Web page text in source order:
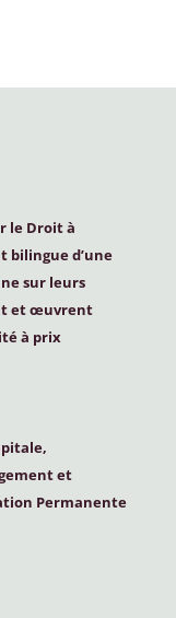
le Droit à
bilingue d’une
sur leurs
et œuvrent
à prix
et
Permanente